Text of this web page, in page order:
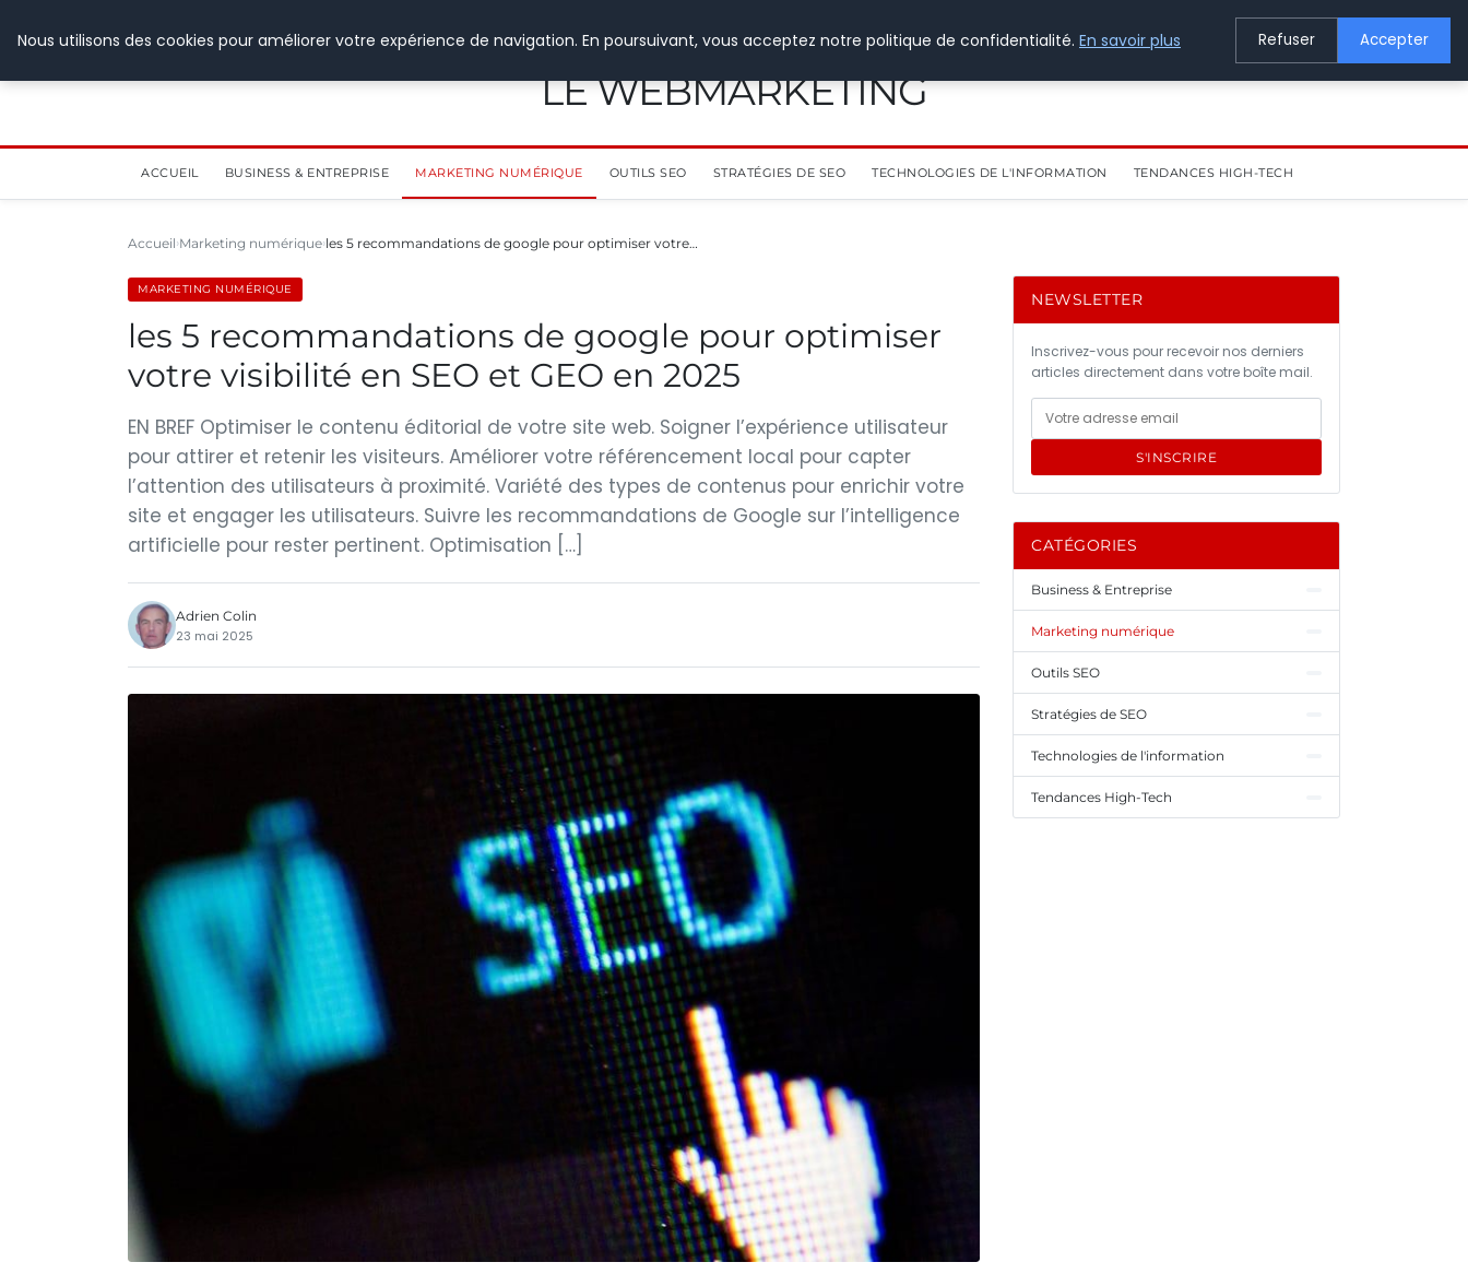
LE WEBMARKETING
ACCUEIL BUSINESS & ENTREPRISE MARKETING NUMÉRIQUE OUTILS SEO STRATÉGIES DE SEO TECHNOLOGIES DE L'INFORMATION TENDANCES HIGH-TECH
Accueil Marketing numérique les 5 recommandations de google pour optimiser votre…
MARKETING NUMÉRIQUE
les 5 recommandations de google pour optimiser
votre visibilité en SEO et GEO en 2025
EN BREF Optimiser le contenu éditorial de votre site web. Soigner l’expérience utilisateur
pour attirer et retenir les visiteurs. Améliorer votre référencement local pour capter
l’attention des utilisateurs à proximité. Variété des types de contenus pour enrichir votre
site et engager les utilisateurs. Suivre les recommandations de Google sur l’intelligence
artificielle pour rester pertinent. Optimisation […]
Adrien Colin
23 mai 2025
NEWSLETTER
Inscrivez-vous pour recevoir nos derniers
articles directement dans votre boîte mail.
S'INSCRIRE
CATÉGORIES
Business & Entreprise
Marketing numérique
Outils SEO
Stratégies de SEO
Technologies de l'information
Tendances High-Tech
Nous utilisons des cookies pour améliorer votre expérience de navigation. En poursuivant, vous acceptez notre politique de confidentialité. En savoir plus Refuser Accepter